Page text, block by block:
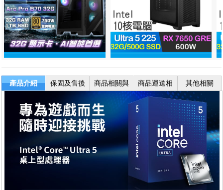
產品介紹
保固及售後
商品相關與
商品運送相
關
其他相關